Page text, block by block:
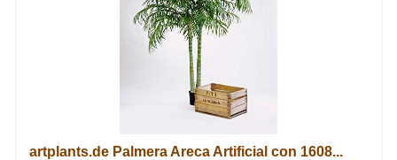
artplants.de Palmera Areca Artificial con 1608...